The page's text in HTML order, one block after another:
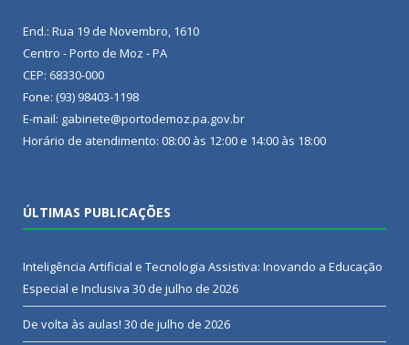
End.: Rua 19 de Novembro, 1610
Centro - Porto de Moz - PA
CEP: 68330-000
Fone: (93) 98403-1198
E-mail: gabinete@portodemoz.pa.gov.br
Horário de atendimento: 08:00 às 12:00 e 14:00 às 18:00
ÚLTIMAS PUBLICAÇÕES
Inteligência Artificial e Tecnologia Assistiva: Inovando a Educação
Especial e Inclusiva 30 de julho de 2026
De volta às aulas! 30 de julho de 2026